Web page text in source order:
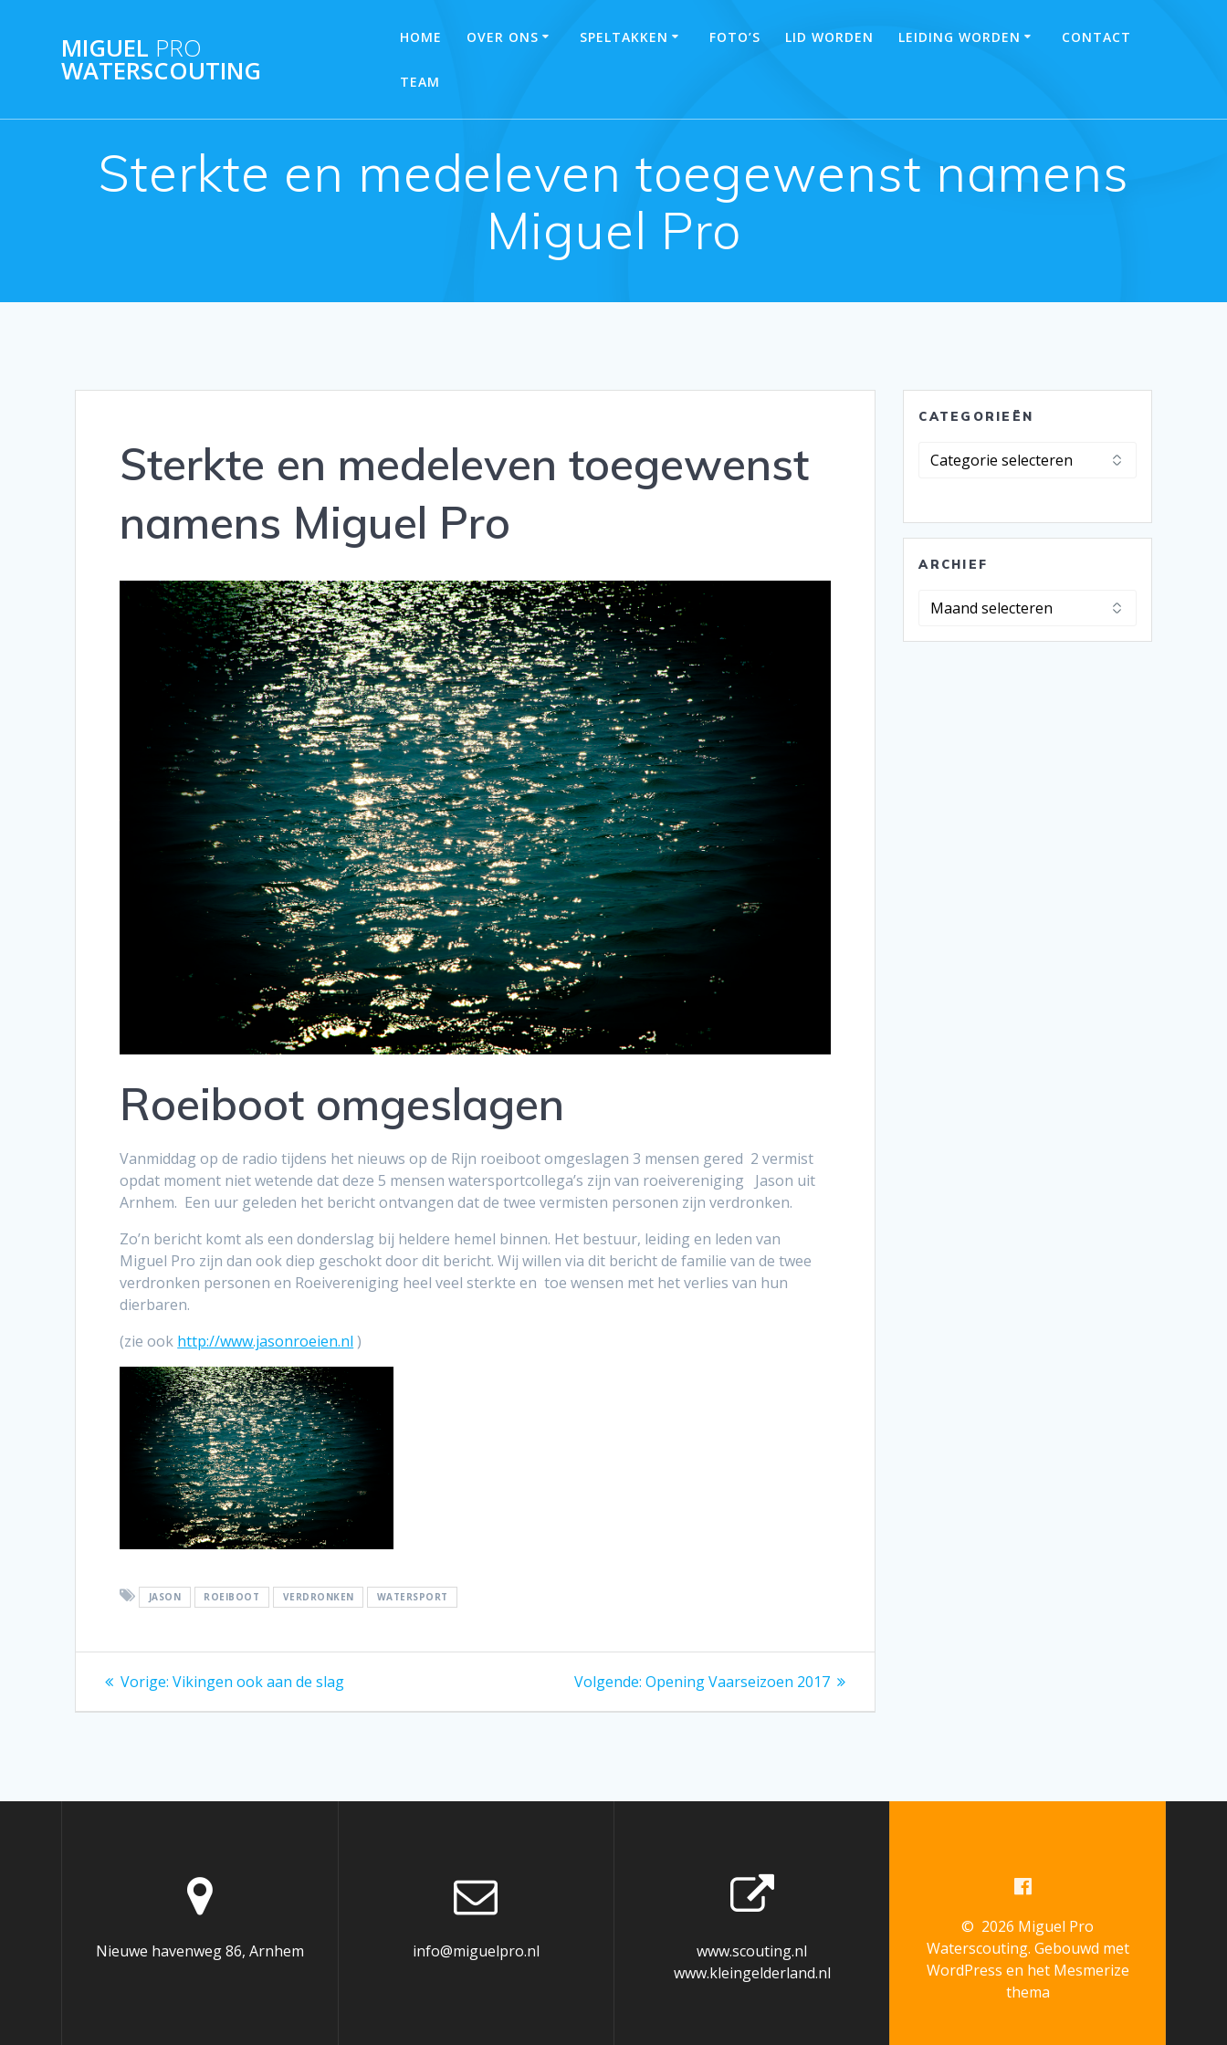
MIGUEL PRO
WATERSCOUTING
HOME OVER ONS SPELTAKKEN FOTO’S LID WORDEN LEIDING WORDEN CONTACT
TEAM
Sterkte en medeleven toegewenst namens
Miguel Pro
Sterkte en medeleven toegewenst
namens Miguel Pro
Roeiboot omgeslagen
Vanmiddag op de radio tijdens het nieuws op de Rijn roeiboot omgeslagen 3 mensen gered 2 vermist
opdat moment niet wetende dat deze 5 mensen watersportcollega’s zijn van roeivereniging Jason uit
Arnhem. Een uur geleden het bericht ontvangen dat de twee vermisten personen zijn verdronken.
Zo’n bericht komt als een donderslag bij heldere hemel binnen. Het bestuur, leiding en leden van
Miguel Pro zijn dan ook diep geschokt door dit bericht. Wij willen via dit bericht de familie van de twee
verdronken personen en Roeivereniging heel veel sterkte en toe wensen met het verlies van hun
dierbaren.
(zie ook http://www.jasonroeien.nl )
JASON ROEIBOOT VERDRONKEN WATERSPORT
Bericht
navigatie
Vorige: Vorig
Vikingen ook aan de slag Volgende: Volgend
Opening Vaarseizoen 2017
CATEGORIEËN
Categorieën
ARCHIEF
Archief
Nieuwe havenweg 86, Arnhem info@miguelpro.nl
www.scouting.nl
www.kleingelderland.nl
© 2026 Miguel Pro
Waterscouting. Gebouwd met
WordPress en het Mesmerize
thema